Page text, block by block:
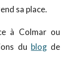
sa place.
à Colmar ou
du blog de